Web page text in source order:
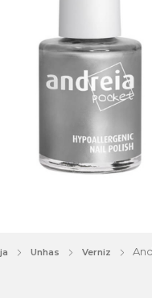
Unhas Verniz